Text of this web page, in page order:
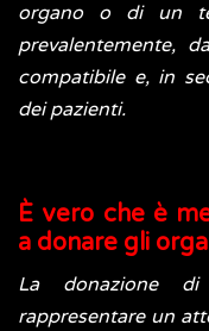
organo o di un
prevalentemente,
compatibile e, in
dei pazienti.
È vero che è
a donare gli
La donazione
rappresentare un